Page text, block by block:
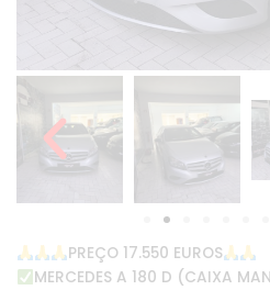
PREÇO 17.550 EUROS
MERCEDES A 180 D (CAIXA